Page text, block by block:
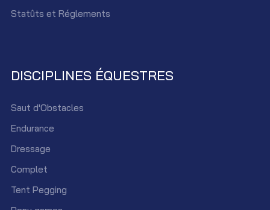
Statûts et Réglements
DISCIPLINES ÉQUESTRES
Saut d'Obstacles
Endurance
Dressage
Complet
Tent Pegging